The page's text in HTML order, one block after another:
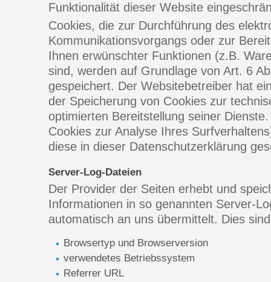
Funktionalität dieser Website
Cookies, die zur Durchführung des
Kommunikationsvorgangs oder zur
Ihnen erwünschter Funktionen (z.B.
sind, werden auf Grundlage von Art. 6
gespeichert. Der Websitebetreiber hat
der Speicherung von Cookies zur
optimierten Bereitstellung seiner
Cookies zur Analyse Ihres
diese in dieser Datenschutzerklärung
Server-Log-Dateien
Der Provider der Seiten erhebt und
Informationen in so genannten Server-
automatisch an uns übermittelt. Dies
Browsertyp und Browserversion
verwendetes Betriebssystem
Referrer URL